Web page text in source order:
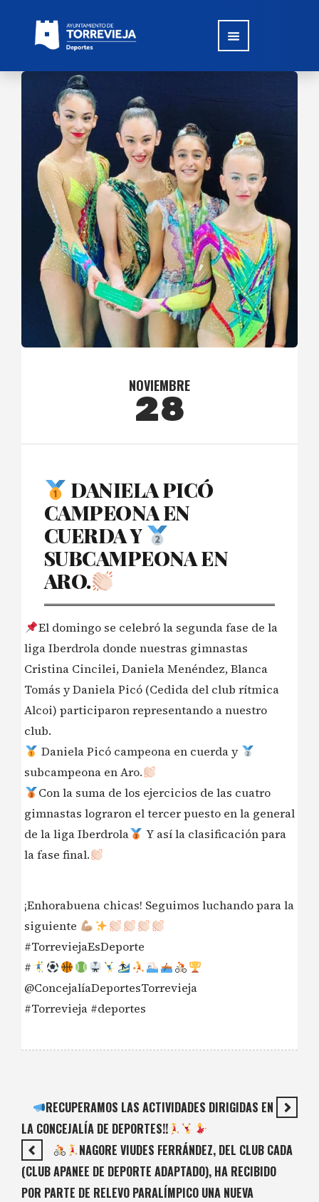
NOVIEMBRE
28
DANIELA PICÓ
CAMPEONA EN
CUERDA Y
SUBCAMPEONA EN
ARO.
El domingo se celebró la segunda fase de la
liga Iberdrola donde nuestras gimnastas
Cristina Cincilei, Daniela Menéndez, Blanca
Tomás y Daniela Picó (Cedida del club rítmica
Alcoi) participaron representando a nuestro
club.
Daniela Picó campeona en cuerda y
subcampeona en Aro.
Con la suma de los ejercicios de las cuatro
gimnastas lograron el tercer puesto en la general
de la liga Iberdrola
Y así la clasificación para
la fase final.
¡Enhorabuena chicas! Seguimos luchando para la
siguiente
#TorreviejaEsDeporte
#
@ConcejalíaDeportesTorrevieja
#Torrevieja #deportes
RECUPERAMOS LAS ACTIVIDADES DIRIGIDAS EN
LA CONCEJALÍA DE DEPORTES!!
NAGORE VIUDES FERRÁNDEZ, DEL CLUB CADA
(CLUB APANEE DE DEPORTE ADAPTADO), HA RECIBIDO
POR PARTE DE RELEVO PARALÍMPICO UNA NUEVA